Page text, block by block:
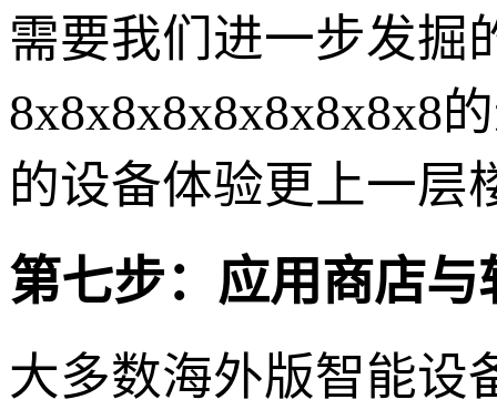
需要我们进一步发掘
8x8x8x8x8x8x8x8x8
的设备体验更上一层
第七步：应用商店
大多数海外版智能设